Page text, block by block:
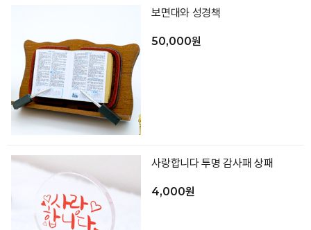
보면대와 성경책
50,000원
사랑합니다 투명 감사패 상패
4,000원